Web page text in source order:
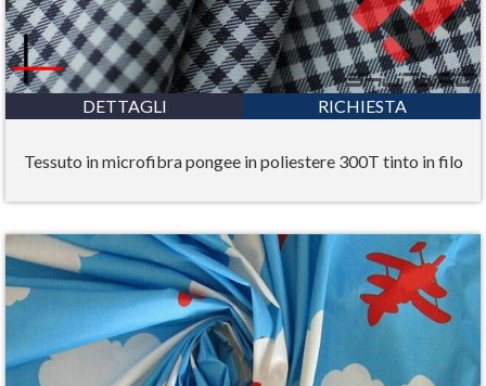
DETTAGLI RICHIESTA
Tessuto in microfibra pongee in poliestere 300T tinto in filo